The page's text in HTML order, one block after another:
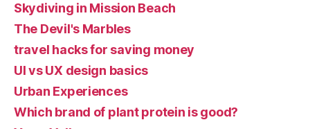
Skydiving in Mission Beach
The Devil's Marbles
travel hacks for saving money
UI vs UX design basics
Urban Experiences
Which brand of plant protein is good?